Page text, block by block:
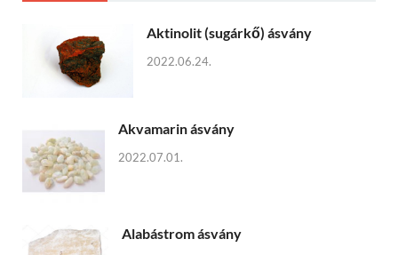
Aktinolit (sugárkő) ásvány
2022.06.24.
Akvamarin ásvány
2022.07.01.
Alabástrom ásvány